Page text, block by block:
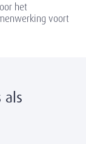
het
voort
als